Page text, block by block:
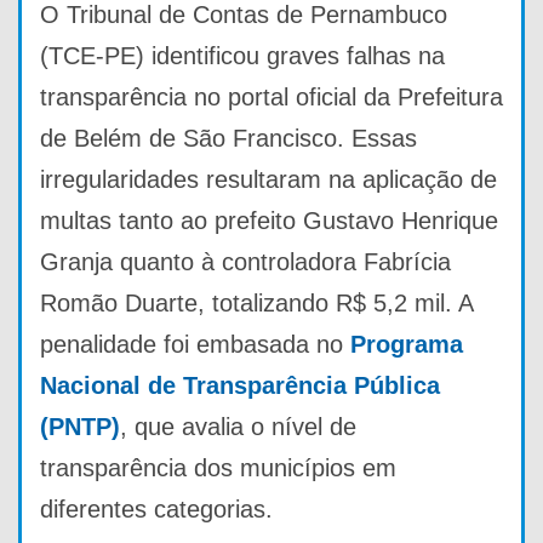
O Tribunal de Contas de Pernambuco
(TCE-PE) identificou graves falhas na
transparência no portal oficial da Prefeitura
de Belém de São Francisco. Essas
irregularidades resultaram na aplicação de
multas tanto ao prefeito Gustavo Henrique
Granja quanto à controladora Fabrícia
Romão Duarte, totalizando R$ 5,2 mil. A
penalidade foi embasada no Programa
Nacional de Transparência Pública
(PNTP), que avalia o nível de
transparência dos municípios em
diferentes categorias.